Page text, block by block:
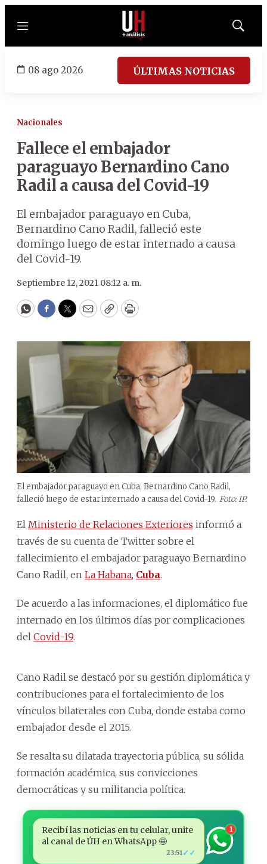
Menú
Mostrar
08 ago 2026 ÚLTIMAS NOTICIAS
Nacionales
Fallece el embajador
paraguayo Bernardino Cano
Radil a causa del Covid-19
El embajador paraguayo en Cuba,
Bernardino Cano Radil, falleció este
domingo luego de estar internado a causa
del Covid-19.
Septiembre 12, 2021 08:12 a. m.
WhatsApp
Facebook
Twitter
EmailCopyPrint
El embajador paraguayo en Cuba, Bernardino Cano Radil,
falleció luego de estar internado a causa del Covid-19. Foto: IP.
El Ministerio de Relaciones Exteriores informó a
través de su cuenta de Twitter sobre el
fallecimiento el embajador paraguayo Bernardino
Cano Radil, en La Habana, Cuba.
De acuerdo a las informaciones, el diplomático fue
internado en los últimos días por complicaciones
del Covid-19.
Cano Radil se destacó por su gestión diplomática y
contribuciones para el fortalecimiento de los
vínculos bilaterales con Cuba, donde estaba como
embajador desde el 2015.
Se resalta su dilatada trayectoria pública, su sólida
formación académica, sus convicciones
democráticas y su militancia política.
Recibí las noticias en tu celular, unite
al canal de ÚH en WhatsApp 🤩
23:51 ✓✓
1